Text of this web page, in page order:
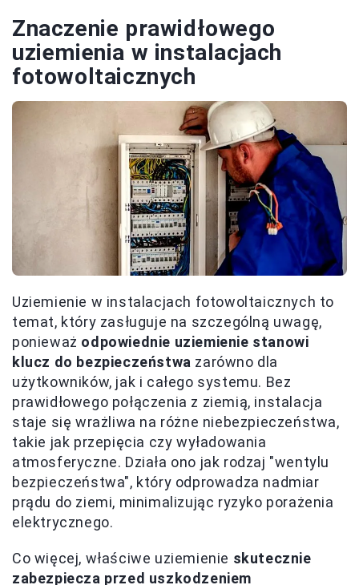
Znaczenie prawidłowego
uziemienia w instalacjach
fotowoltaicznych
Uziemienie w instalacjach fotowoltaicznych to
temat, który zasługuje na szczególną uwagę,
ponieważ odpowiednie uziemienie stanowi
klucz do bezpieczeństwa zarówno dla
użytkowników, jak i całego systemu. Bez
prawidłowego połączenia z ziemią, instalacja
staje się wrażliwa na różne niebezpieczeństwa,
takie jak przepięcia czy wyładowania
atmosferyczne. Działa ono jak rodzaj "wentylu
bezpieczeństwa", który odprowadza nadmiar
prądu do ziemi, minimalizując ryzyko porażenia
elektrycznego.
Co więcej, właściwe uziemienie skutecznie
zabezpiecza przed uszkodzeniem